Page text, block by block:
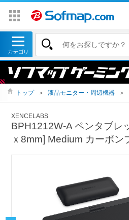
トップ ＞ 液晶モニター・周辺機器 ＞
XENCELABS
BPH1212W-A ペンタブレ
ｘ8mm] Medium カーボン